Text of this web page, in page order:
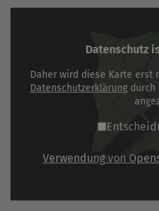
Datenschutz
Daher wird diese Karte erst
Datenschutzerklärung durch
Verwendung von